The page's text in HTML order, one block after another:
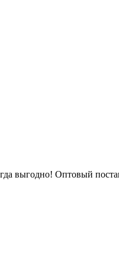
выгодно! Оптовый